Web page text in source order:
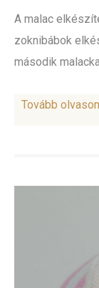
A malac
zoknibábok
második
Tovább